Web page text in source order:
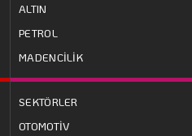
ALTIN
PETROL
MADENCİLİK
SEKTÖRLER
OTOMOTİV